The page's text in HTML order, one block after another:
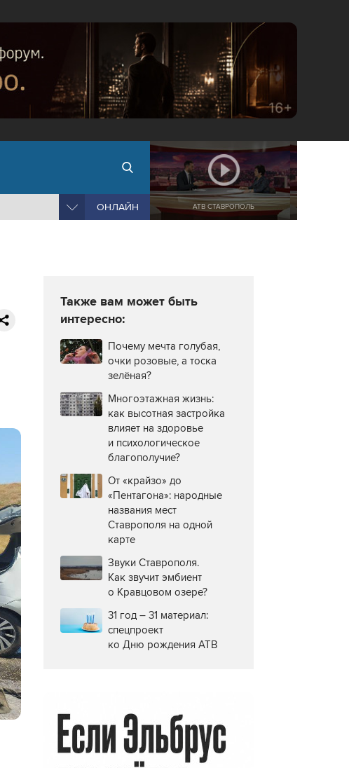
ОНЛАЙН АТВ СТАВРОПОЛЬ
Также вам может быть
интересно:
Почему мечта голубая,
очки розовые, а тоска
зелёная?
Многоэтажная жизнь:
как высотная застройка
влияет на здоровье
и психологическое
благополучие?
От «крайзо» до
«Пентагона»: народные
названия мест
Ставрополя на одной
карте
Звуки Ставрополя.
Как звучит эмбиент
о Кравцовом озере?
31 год – 31 материал:
спецпроект
ко Дню рождения АТВ